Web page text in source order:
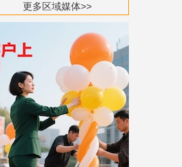
更多区域媒体>>